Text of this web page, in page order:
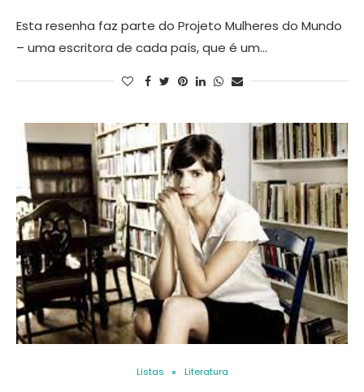
Esta resenha faz parte do Projeto Mulheres do Mundo
– uma escritora de cada país, que é um…
Listas Literatura